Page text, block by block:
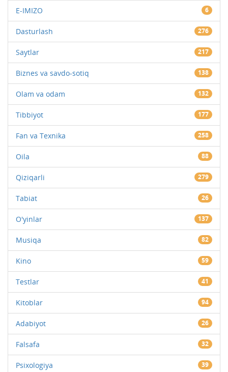
E-IMIZO 6
Dasturlash 276
Saytlar 217
Biznes va savdo-sotiq 138
Olam va odam 132
Tibbiyot 177
Fan va Texnika 258
Oila 88
Qiziqarli 279
Tabiat 26
O'yinlar 137
Musiqa 82
Kino 59
Testlar 41
Kitoblar 94
Adabiyot 26
Falsafa 32
Psixologiya 39